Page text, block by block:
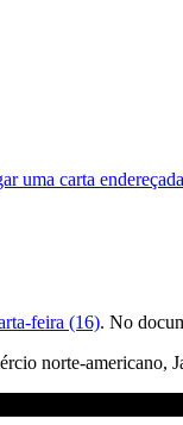
uma carta
feira (16). No
norte-americano,